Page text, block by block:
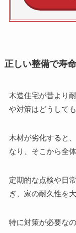
正しい整備で寿
木造住宅が昔より
や対策はどうしても
木材が劣化すると
なり、そこから全
定期的な点検や日
ぎ、家の耐久性を
特に対策が必要な